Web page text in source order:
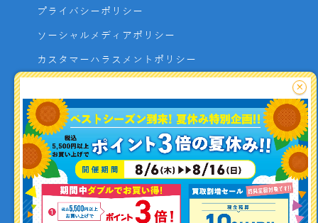
釣り情報を
投稿する
プライバシーポリシー
ソーシャルメディアポリシー
カスタマーハラスメントポリシー
よくあるご質問
お問い合わせ
利用者資金の保全方法
×